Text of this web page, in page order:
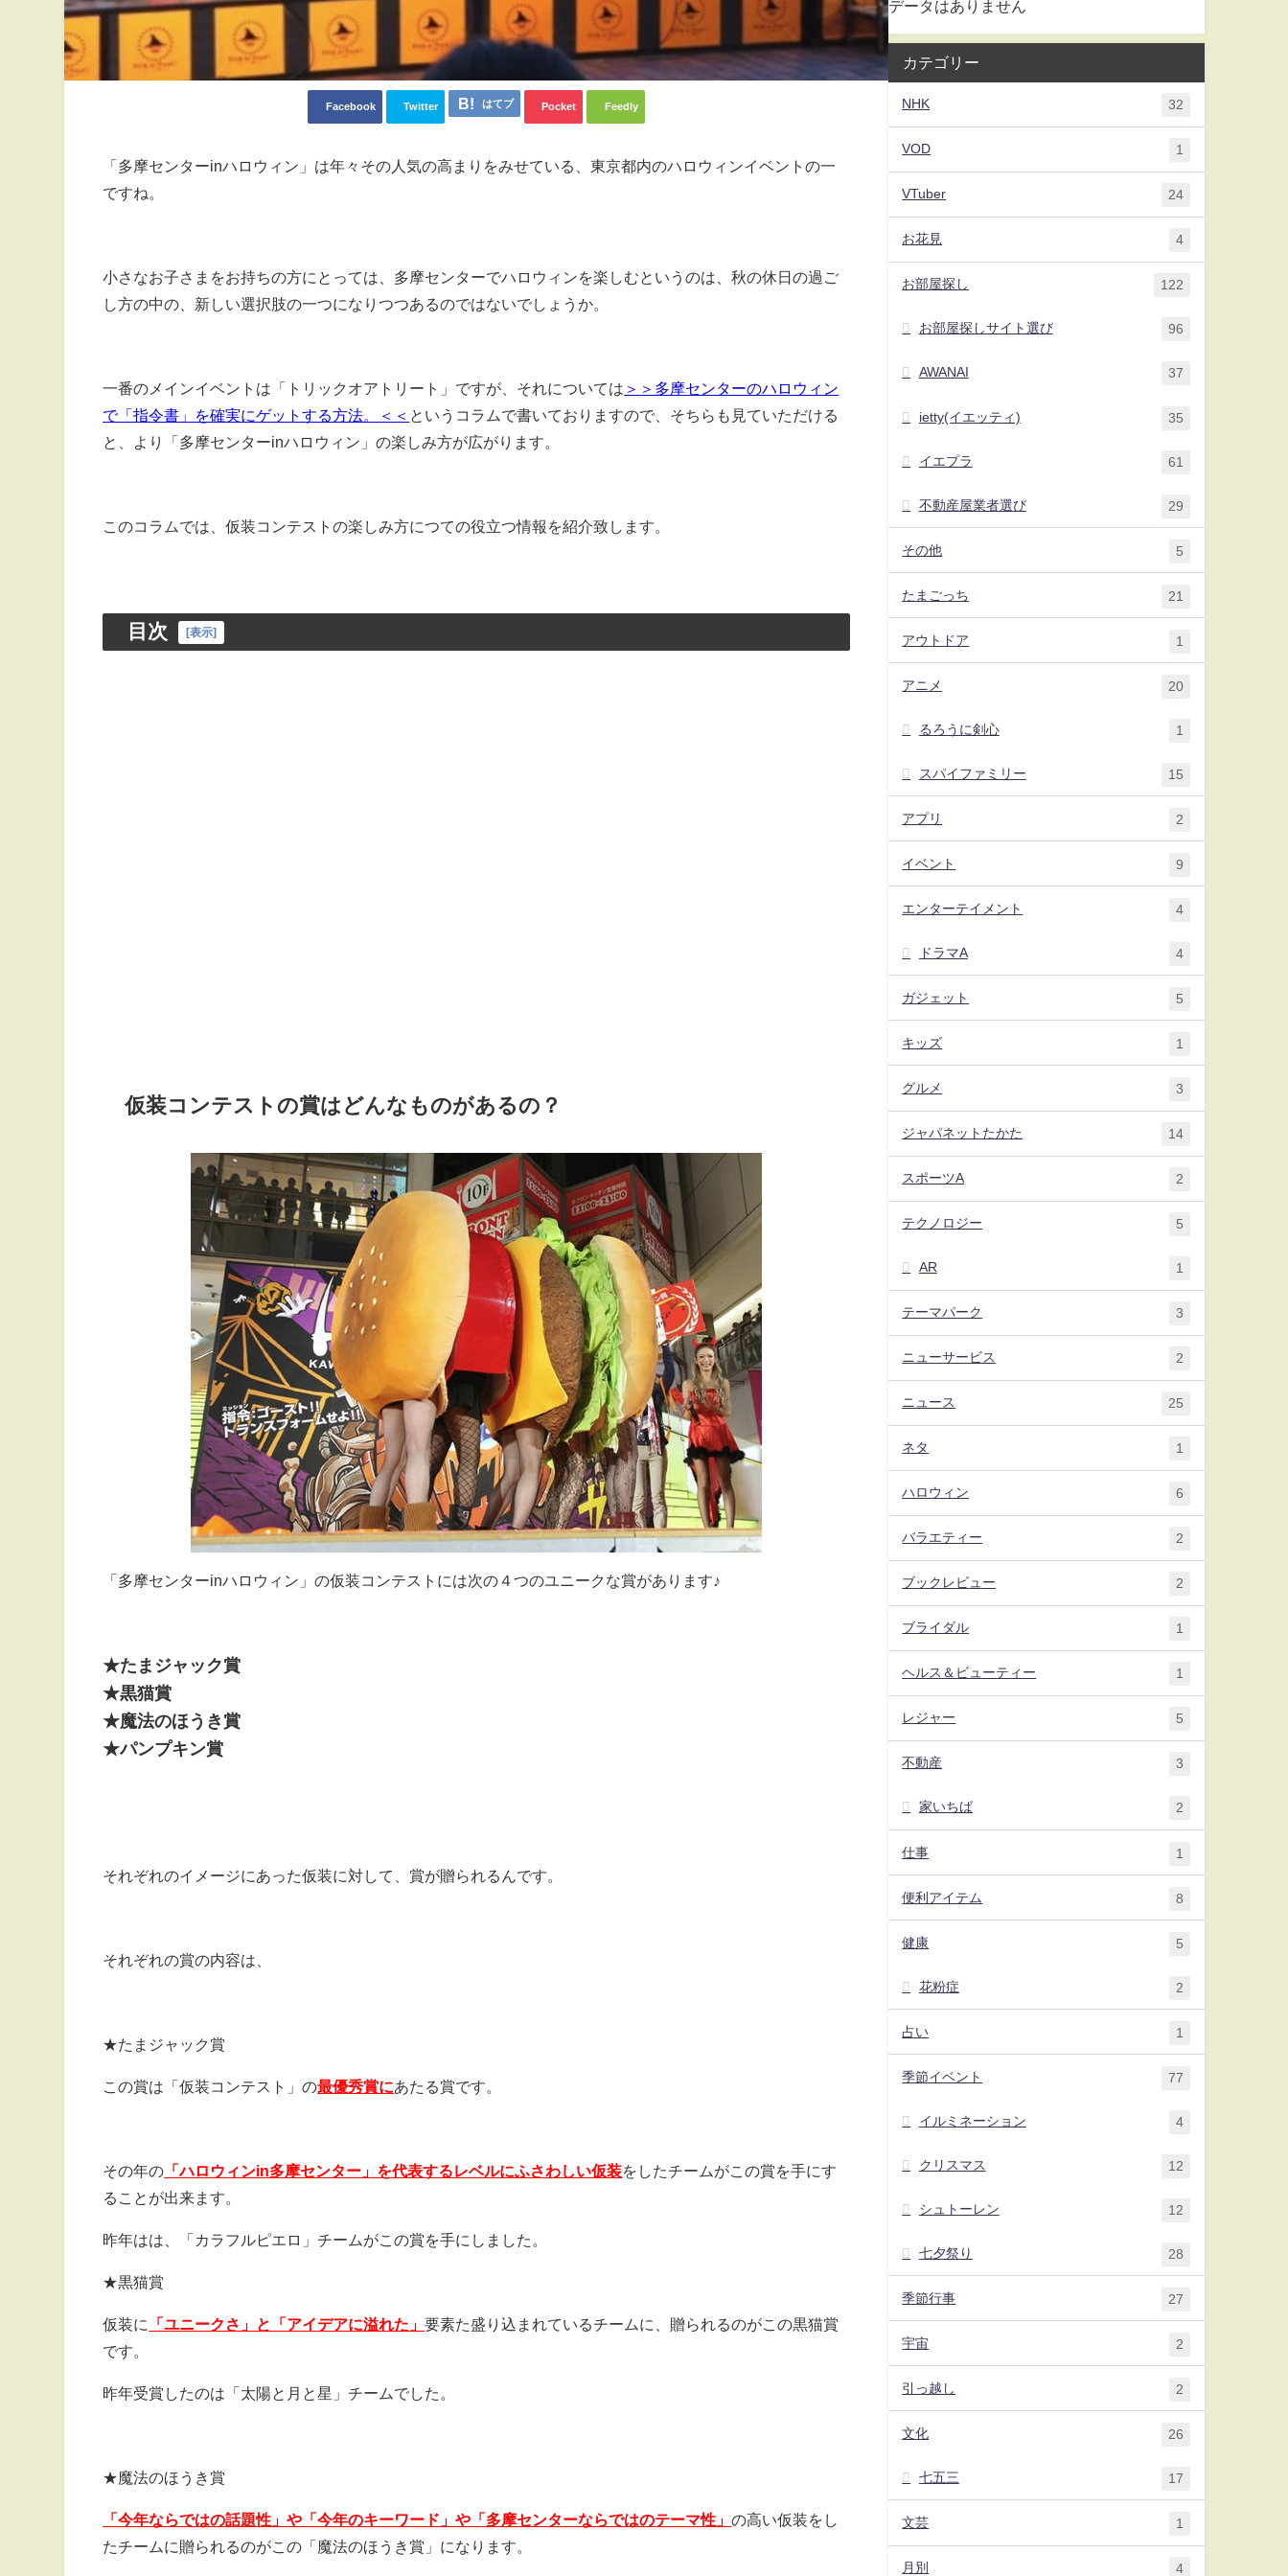
Facebook Twitter はてブ Pocket Feedly
「多摩センターinハロウィン」は年々その人気の高まりをみせている、東京都内のハロウィンイベントの一
ですね。
小さなお子さまをお持ちの方にとっては、多摩センターでハロウィンを楽しむというのは、秋の休日の過ご
し方の中の、新しい選択肢の一つになりつつあるのではないでしょうか。
一番のメインイベントは「トリックオアトリート」ですが、それについては ＞＞多摩センターのハロウィン
で「指令書」を確実にゲットする方法。＜＜ というコラムで書いておりますので、そちらも見ていただける
と、より「多摩センターinハロウィン」の楽しみ方が広がります。
このコラムでは、仮装コンテストの楽しみ方につての役立つ情報を紹介致します。
目次 [表示]
仮装コンテストの賞はどんなものがあるの？
「多摩センターinハロウィン」の仮装コンテストには次の４つのユニークな賞があります♪
★たまジャック賞
★黒猫賞
★魔法のほうき賞
★パンプキン賞
それぞれのイメージにあった仮装に対して、賞が贈られるんです。
それぞれの賞の内容は、
★たまジャック賞
この賞は「仮装コンテスト」の最優秀賞にあたる賞です。
その年の 「ハロウィンin多摩センター」を代表するレベルにふさわしい仮装をしたチームがこの賞を手にす
ることが出来ます。
昨年はは、「カラフルピエロ」チームがこの賞を手にしました。
★黒猫賞
仮装に 「ユニークさ」と「アイデアに溢れた」要素た盛り込まれているチームに、贈られるのがこの黒猫賞
です。
昨年受賞したのは「太陽と月と星」チームでした。
★魔法のほうき賞
「今年ならではの話題性」や「今年のキーワード」や「多摩センターならではのテーマ性」の高い仮装をし
たチームに贈られるのがこの「魔法のほうき賞」になります。
データはありません
カテゴリー
NHK 32
VOD 1
VTuber 24
お花見 4
お部屋探し 122
お部屋探しサイト選び 96
AWANAI 37
ietty(イエッティ) 35
イエプラ 61
不動産屋業者選び 29
その他 5
たまごっち 21
アウトドア 1
アニメ 20
るろうに剣心 1
スパイファミリー 15
アプリ 2
イベント 9
エンターテイメント 4
ドラマA 4
ガジェット 5
キッズ 1
グルメ 3
ジャパネットたかた 14
スポーツA 2
テクノロジー 5
AR 1
テーマパーク 3
ニューサービス 2
ニュース 25
ネタ 1
ハロウィン 6
バラエティー 2
ブックレビュー 2
ブライダル 1
ヘルス＆ビューティー 1
レジャー 5
不動産 3
家いちば 2
仕事 1
便利アイテム 8
健康 5
花粉症 2
占い 1
季節イベント 77
イルミネーション 4
クリスマス 12
シュトーレン 12
七夕祭り 28
季節行事 27
宇宙 2
引っ越し 2
文化 26
七五三 17
文芸 1
月別 4